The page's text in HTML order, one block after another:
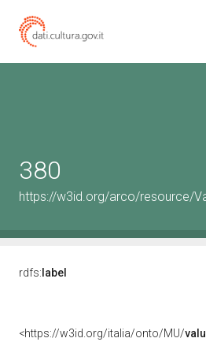
380
https://w3id.org/arco/resource/
rdfs: label
<https://w3id.org/italia/onto/MU/